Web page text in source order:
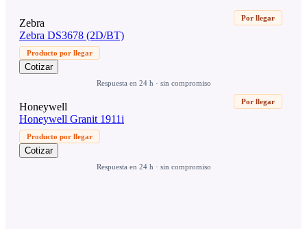
Por llegar
Zebra
Zebra DS3678 (2D/BT)
Producto por llegar
Cotizar
Respuesta en 24 h · sin compromiso
Por llegar
Honeywell
Honeywell Granit 1911i
Producto por llegar
Cotizar
Respuesta en 24 h · sin compromiso